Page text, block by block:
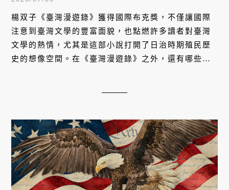
楊双子《臺灣漫遊錄》獲得國際布克獎，不僅讓國際
注意到臺灣文學的豐富面貌，也點燃許多讀者對臺灣
文學的熱情，尤其是這部小說打開了日治時期殖民歷
史的想像空間。在《臺灣漫遊錄》之外，還有哪些不